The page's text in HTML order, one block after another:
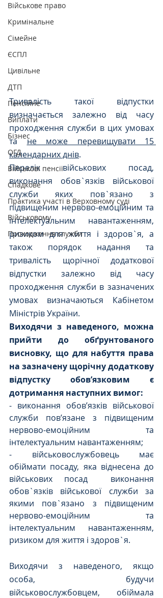
Військове право
Кримінальне
Сімейне
ЄСПЛ
Цивільне
ДТП
Пенсійне
Виплати
Бізнес
ОГД
Військові пенсії
Спадкове
Практика участі в Верховному суді
Військовому
Проходження служби
Тривалість такої відпустки
визначається залежно від часу
проходження служби в цих умовах
та не може перевищувати 15
календарних днів.
Перелік військових посад,
виконання обов`язків військової
служби яких пов`язано з
підвищеним нервово-емоційним та
інтелектуальним навантаженням,
ризиком для життя і здоров`я, а
також порядок надання та
тривалість щорічної додаткової
відпустки залежно від часу
проходження служби в зазначених
умовах визначаються Кабінетом
Міністрів України.
Виходячи з наведеного, можна
прийти до обґрунтованого
висновку, що для набуття права
на зазначену щорічну додаткову
відпустку обов’язковим є
дотримання наступних вимог:
- виконання обов’язків військової
служби пов’язане з підвищеним
нервово-емоційним та
інтелектуальним навантаженням;
- військовослужбовець має
обіймати посаду, яка віднесена до
військових посад  виконання
обов`язків військової служби за
якими пов`язано з підвищеним
нервово-емоційним та
інтелектуальним навантаженням,
ризиком для життя і здоров`я.
Виходячи з наведеного, якщо
особа, будучи
військовослужбовцем, обіймала